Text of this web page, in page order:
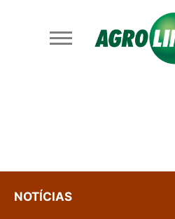
NOTÍCIAS